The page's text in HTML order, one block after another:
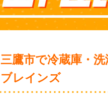
三鷹市で冷蔵庫・
ブレインズ